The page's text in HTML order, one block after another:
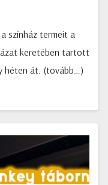
színház termeit a
keretében tartott
héten át. (tovább…)